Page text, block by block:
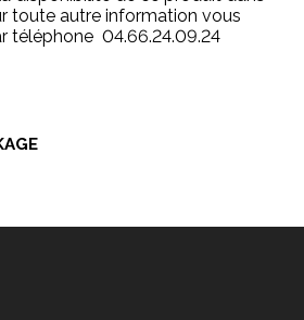
toute autre information vous
téléphone 04.66.24.09.24